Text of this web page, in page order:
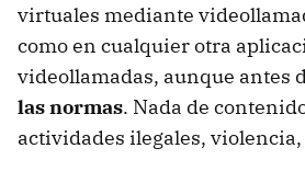
virtuales mediante
como en cualquier otra
videollamadas, aunque antes
las normas. Nada de
actividades ilegales, violencia,